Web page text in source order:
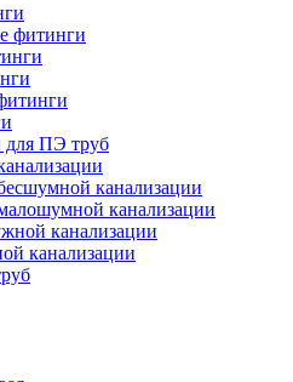
фитинги
для ПЭ труб
канализации
канализации
канализации
канализации